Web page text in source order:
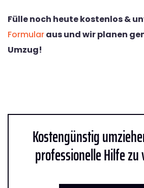
Fülle noch heute kostenlos &
Formularaus und wir planen
Umzug!
Kostengünstig
professionelle Hilfe